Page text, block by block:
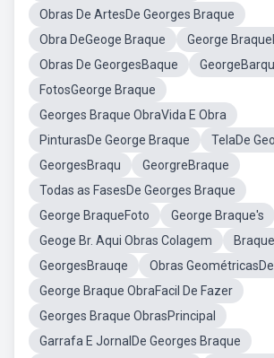
Obras De ArtesDe Georges Braque
Obra DeGeoge Braque
George
Obras De GeorgesBaque
FotosGeorge Braque
Georges Braque ObraVida E Obra
PinturasDe George Braque
TelaDe
GeorgesBraqu
GeorgreBraque
Todas as FasesDe Georges Braque
George BraqueFoto
George Braque's
Geoge Br. Aqui Obras Colagem
GeorgesBrauqe
Obras
George Braque ObraFacil De Fazer
Georges Braque ObrasPrincipal
Garrafa E JornalDe Georges Braque